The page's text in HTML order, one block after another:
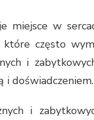
miejsce w
często
i
i doświadczeniem.
i